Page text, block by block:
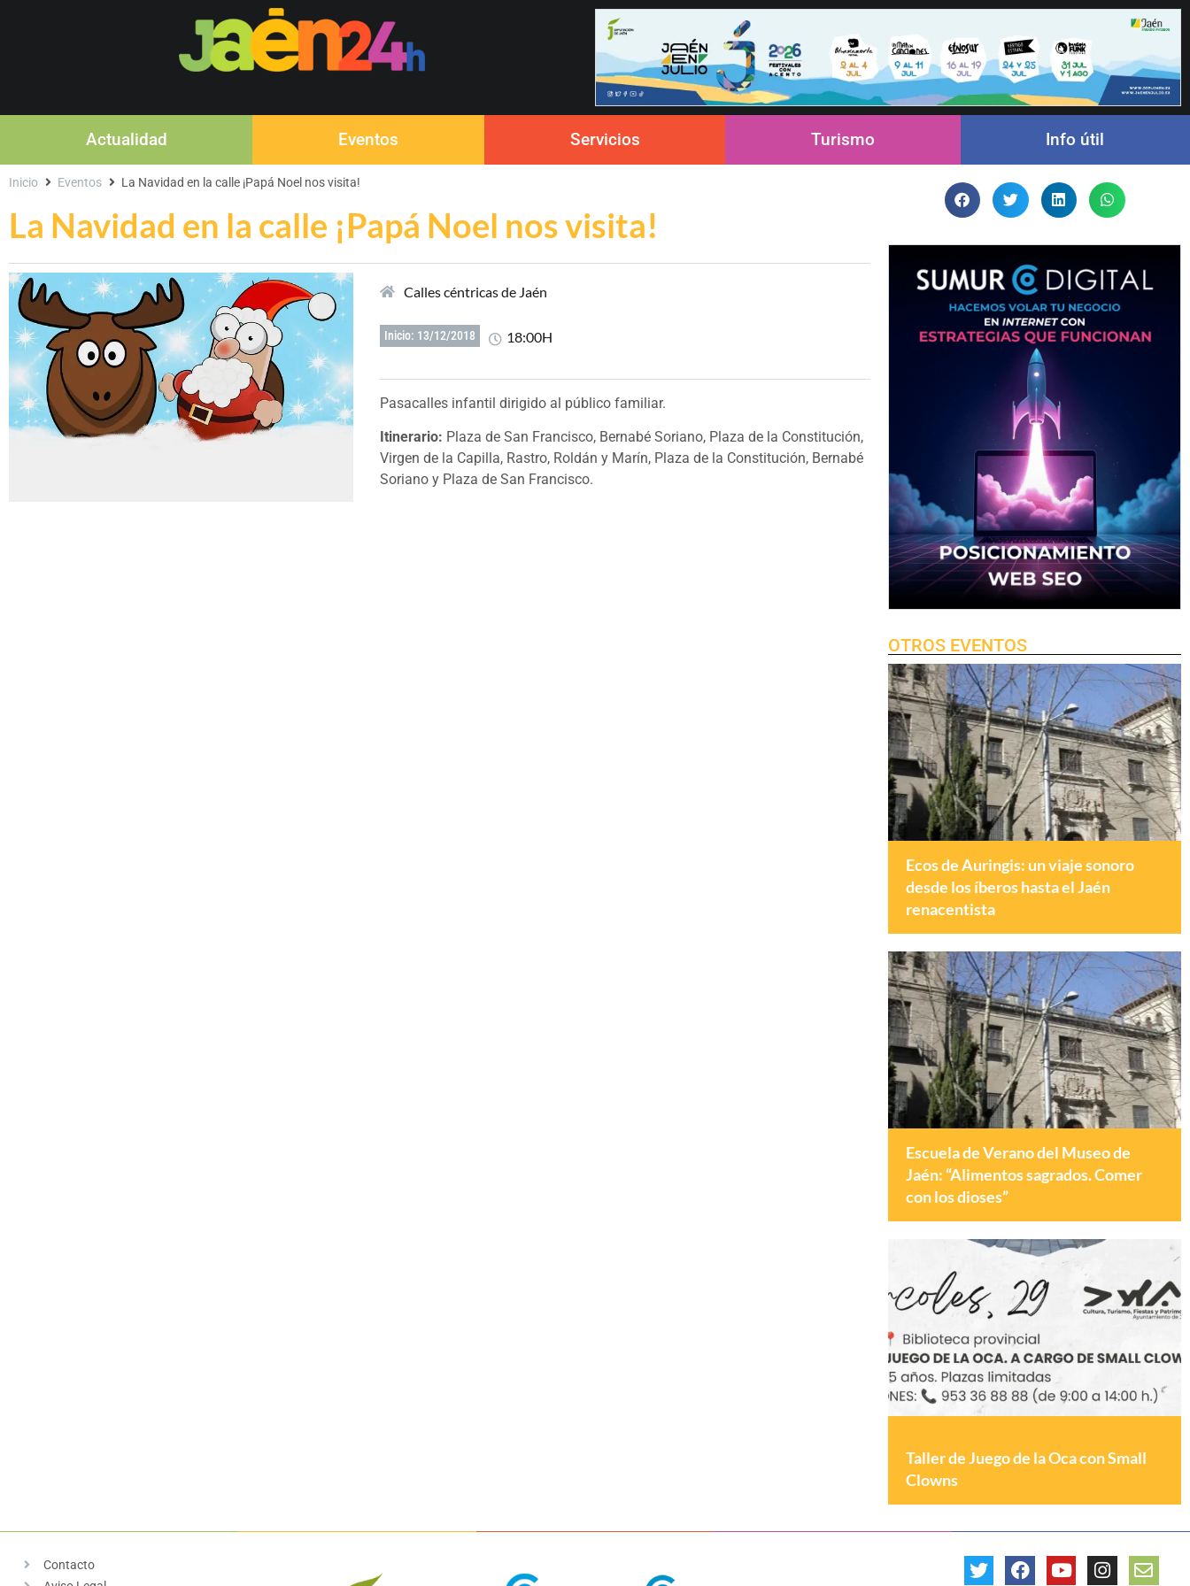
Actualidad Eventos Servicios Turismo Info útil
La Navidad en la calle ¡Papá Noel nos visita!
Inicio Eventos La Navidad en la calle ¡Papá Noel nos visita!
Calles céntricas de Jaén
Inicio: 13/12/2018 18:00H
Pasacalles infantil dirigido al público familiar.
Itinerario: Plaza de San Francisco, Bernabé Soriano, Plaza de la Constitución,
Virgen de la Capilla, Rastro, Roldán y Marín, Plaza de la Constitución, Bernabé
Soriano y Plaza de San Francisco.
OTROS EVENTOS
Ecos de Auringis: un viaje sonoro
desde los íberos hasta el Jaén
renacentista
Escuela de Verano del Museo de
Jaén: “Alimentos sagrados. Comer
con los dioses”
Taller de Juego de la Oca con Small
Clowns
Contacto